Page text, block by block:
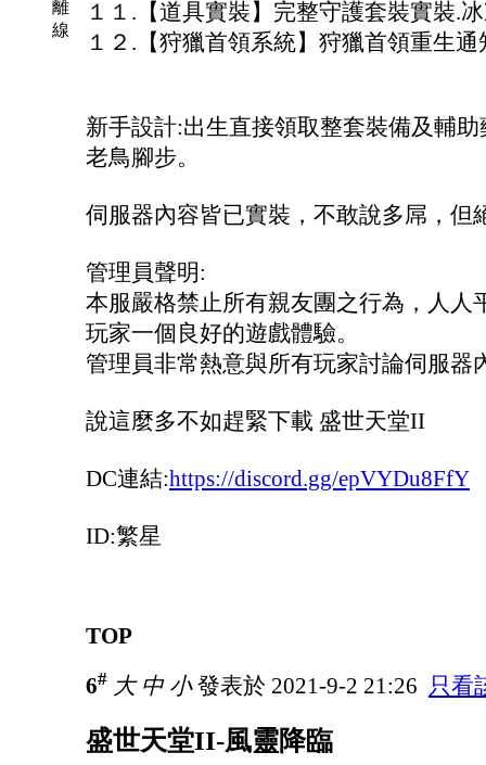
離
線
１１.【道具實裝】完整守護套裝實裝.
１２.【狩獵首領系統】狩獵首領重生
新手設計:出生直接領取整套裝備及輔
老鳥腳步。
伺服器內容皆已實裝，不敢說多屌，
管理員聲明:
本服嚴格禁止所有親友團之行為，人
玩家一個良好的遊戲體驗。
管理員非常熱意與所有玩家討論伺服
說這麼多不如趕緊下載 盛世天堂II
DC連結:https://discord.gg/epVYDu8FfY
ID:繁星
TOP
6# 大 中 小發表於 2021-9-2 21:26 只看
盛世天堂II-風靈降臨